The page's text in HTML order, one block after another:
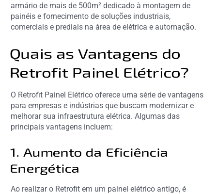
armário de mais de 500m² dedicado à montagem de
painéis e fornecimento de soluções industriais,
comerciais e prediais na área de elétrica e automação.
Quais as Vantagens do
Retrofit Painel Elétrico?
O Retrofit Painel Elétrico oferece uma série de vantagens
para empresas e indústrias que buscam modernizar e
melhorar sua infraestrutura elétrica. Algumas das
principais vantagens incluem:
1. Aumento da Eficiência
Energética
Ao realizar o Retrofit em um painel elétrico antigo, é